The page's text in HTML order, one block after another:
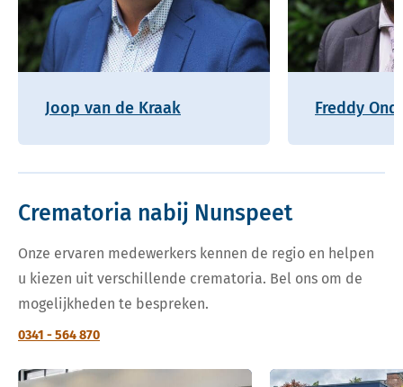
Joop van de Kraak Freddy
Crematoria nabij Nunspeet
Onze ervaren medewerkers kennen de regio en helpen
u kiezen uit verschillende crematoria. Bel ons om de
mogelijkheden te bespreken.
0341 - 564 870